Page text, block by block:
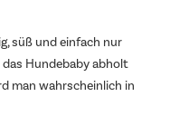
süß und einfach nur
das Hundebaby abholt
man wahrscheinlich in